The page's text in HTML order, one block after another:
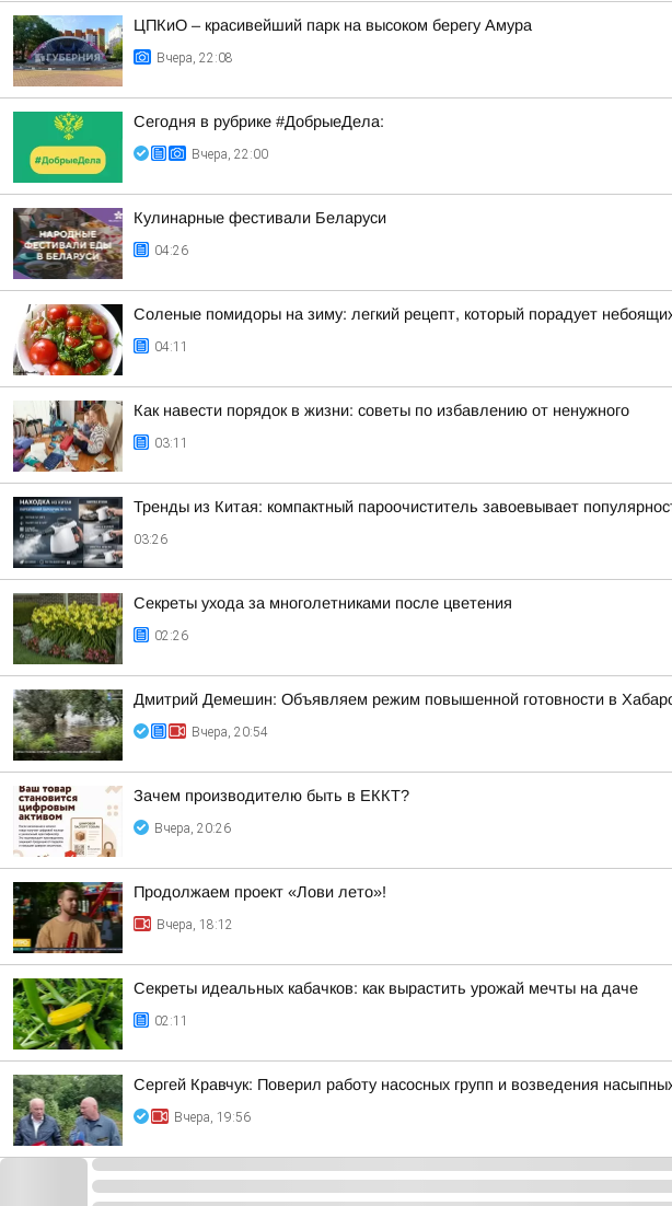
ЦПКиО – красивейший парк на высоком берегу Амура
Вчера, 22:08
Сегодня в рубрике #ДобрыеДела:
Вчера, 22:00
Кулинарные фестивали Беларуси
04:26
Соленые помидоры на зиму: легкий рецепт, который порадует
04:11
Как навести порядок в жизни: советы по избавлению от ненужного
03:11
Тренды из Китая: компактный пароочиститель завоевывает
03:26
Секреты ухода за многолетниками после цветения
02:26
Дмитрий Демешин: Объявляем режим повышенной готовности в
Вчера, 20:54
Зачем производителю быть в ЕККТ?
Вчера, 20:26
Продолжаем проект «Лови лето»!
Вчера, 18:12
Секреты идеальных кабачков: как вырастить урожай мечты на даче
02:11
Сергей Кравчук: Поверил работу насосных групп и возведения
Вчера, 19:56